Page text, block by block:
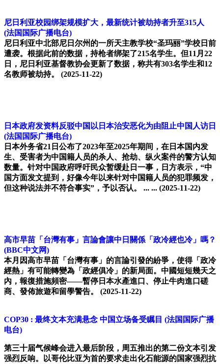
尼日利亚校园绑架规模扩大，最新统计被劫持者升至315人
(法国国际广播电台)
尼日利亚中北部尼日尔州的一所天主教学校“圣玛丽”学校日前
遭袭。根据此前的数据，持枪者绑架了215名学生。但11月22
日，尼日利亚基督教协会更新了数据，称共有303名学生和12
名教师被劫持。 (2025-11-22)
日本政府发资料反驳中国以日本治安恶化为由阻止中国人访日
(法国国际广播电台)
日本外务省21日公布了2023年至2025年期间，在日本国内发
生、受害者为中国籍人员的杀人、抢劫、纵火案件的警方认知
数量。针对中国政府呼吁民众暂缓赴日一事，日方表示，“中
国方面发文提到，好像今年以来针对中国籍人员的犯罪频发，
但这种说法并不符合事实”，予以否认。 ... ... (2025-11-22)
高市早苗「台灣有事」言論會讓中日關係「政冷經也冷」嗎？
(BBC中文网)
本月因高市早苗「台灣有事」的言論引發的紛爭，使得「政冷
經熱」有可能轉變為「政經俱冷」的新局面。中國短短幾天之
內，報復措施頻密——暫停日本水產進口、停止牛肉進口磋
商、發佈旅遊和留學警告。
(2025-11-22)
COP30 : 最终文本充满悬念 中国立场备受瞩目 (法国国际广播
电台)
第三十届气候峰会进入最后阶段，周五推出的第二份文本引发
强烈反响。以哥伦比亚为首的要求走出化石能源的国家强烈抗